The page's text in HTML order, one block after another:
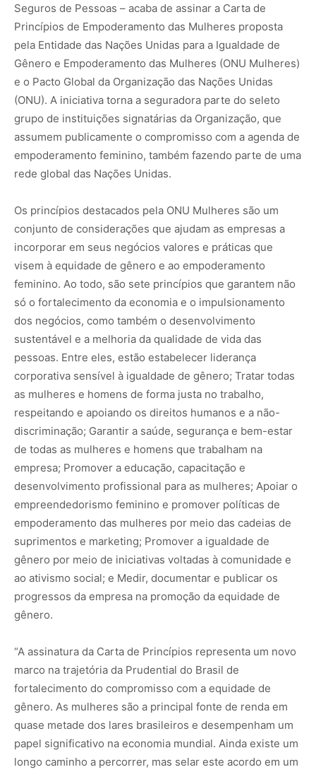
Seguros de Pessoas – acaba de assinar a Carta de
Princípios de Empoderamento das Mulheres proposta
pela Entidade das Nações Unidas para a Igualdade de
Gênero e Empoderamento das Mulheres (ONU Mulheres)
e o Pacto Global da Organização das Nações Unidas
(ONU). A iniciativa torna a seguradora parte do seleto
grupo de instituições signatárias da Organização, que
assumem publicamente o compromisso com a agenda de
empoderamento feminino, também fazendo parte de uma
rede global das Nações Unidas.
Os princípios destacados pela ONU Mulheres são um
conjunto de considerações que ajudam as empresas a
incorporar em seus negócios valores e práticas que
visem à equidade de gênero e ao empoderamento
feminino. Ao todo, são sete princípios que garantem não
só o fortalecimento da economia e o impulsionamento
dos negócios, como também o desenvolvimento
sustentável e a melhoria da qualidade de vida das
pessoas. Entre eles, estão estabelecer liderança
corporativa sensível à igualdade de gênero; Tratar todas
as mulheres e homens de forma justa no trabalho,
respeitando e apoiando os direitos humanos e a não-
discriminação; Garantir a saúde, segurança e bem-estar
de todas as mulheres e homens que trabalham na
empresa; Promover a educação, capacitação e
desenvolvimento profissional para as mulheres; Apoiar o
empreendedorismo feminino e promover políticas de
empoderamento das mulheres por meio das cadeias de
suprimentos e marketing; Promover a igualdade de
gênero por meio de iniciativas voltadas à comunidade e
ao ativismo social; e Medir, documentar e publicar os
progressos da empresa na promoção da equidade de
gênero.
“A assinatura da Carta de Princípios representa um novo
marco na trajetória da Prudential do Brasil de
fortalecimento do compromisso com a equidade de
gênero. As mulheres são a principal fonte de renda em
quase metade dos lares brasileiros e desempenham um
papel significativo na economia mundial. Ainda existe um
longo caminho a percorrer, mas selar este acordo em um